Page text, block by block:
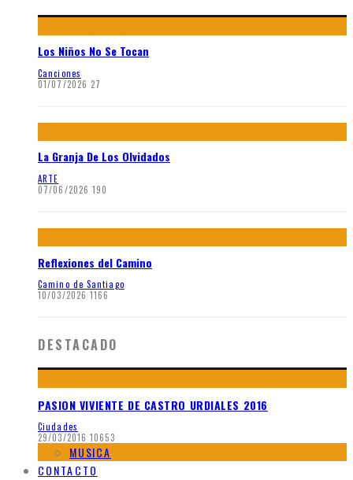
Los Niños No Se Tocan
Canciones
01/07/2026 27
La Granja De Los Olvidados
ARTE
07/06/2026 190
Reflexiones del Camino
Camino de Santiago
10/03/2026 1166
DESTACADO
PASION VIVIENTE DE CASTRO URDIALES 2016
Ciudades
29/03/2016 10653
MUSICA
CONTACTO